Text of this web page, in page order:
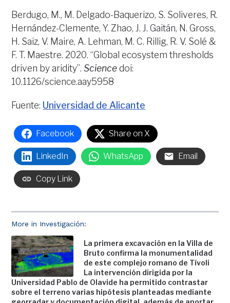
More in Investigación:
La primera excavación en la Villa de
Bruto confirma la monumentalidad
de este complejo romano de Tívoli
La intervención dirigida por la
Universidad Pablo de Olavide ha permitido contrastar
sobre el terreno varias hipótesis planteadas mediante
Berdugo, M., M. Delgado-Baquerizo, S. Soliveres, R.
Hernández-Clemente, Y. Zhao, J. J. Gaitán, N. Gross,
H. Saiz, V. Maire, A. Lehman, M. C. Rillig, R. V. Solé &
F. T. Maestre. 2020. “Global ecosystem thresholds
driven by aridity”.Sciencedoi:
10.1126/science.aay5958
Fuente: Universidad de Alicante
Facebook Share on X
LinkedIn WhatsApp Email
Copy Link